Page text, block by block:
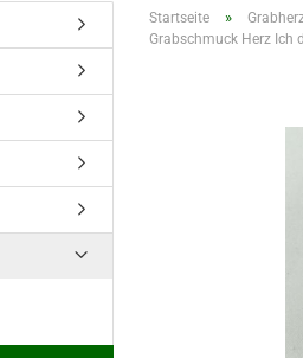
Startseite »
Grabschmuck Herz Ich